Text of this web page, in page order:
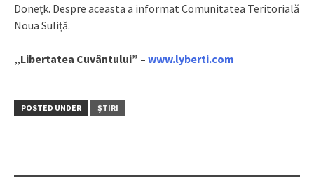
Donețk. Despre aceasta a informat Comunitatea Teritorială
Noua Suliță.
„Libertatea Cuvântului” – www.lyberti.com
POSTED UNDER ȘTIRI